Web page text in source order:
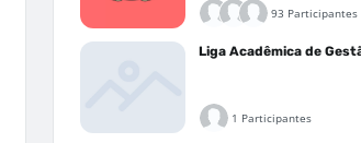
93 Participantes
1 Participantes